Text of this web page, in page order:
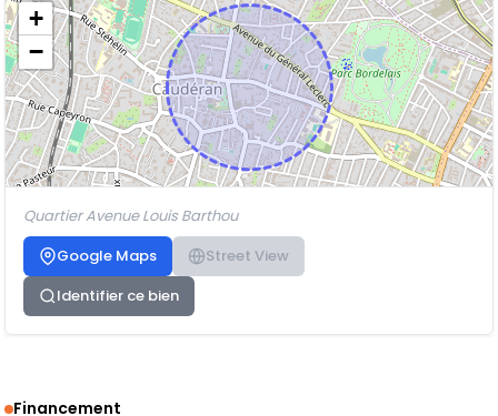
+
−
Quartier Avenue Louis Barthou
Google Maps
Street View
Identifier ce bien
Financement